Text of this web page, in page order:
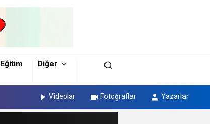
Eğitim Diğer
Videolar Fotoğraflar Yazarlar